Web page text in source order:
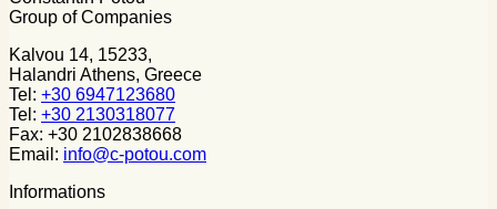
Group of Companies
Kalvou 14, 15233,
Halandri Athens, Greece
Tel: +30 6947123680
Tel: +30 2130318077
Fax: +30 2102838668
Email: info@c-potou.com
Informations